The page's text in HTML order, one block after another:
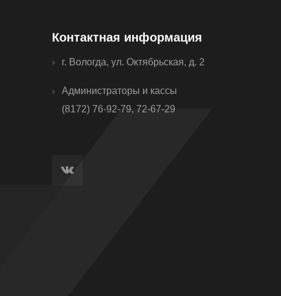
Контактная информация
г. Вологда, ул. Октябрьская, д. 2
Администраторы и кассы
(8172) 76-92-79, 72-67-29